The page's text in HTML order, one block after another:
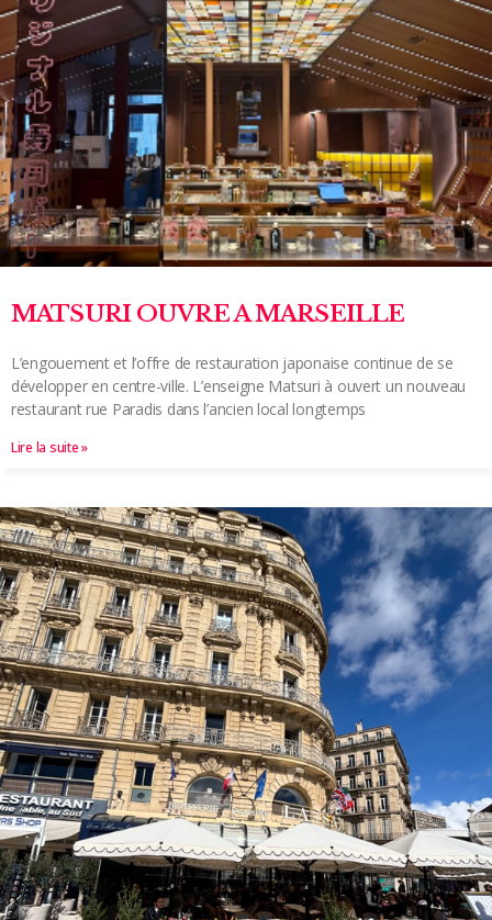
MATSURI OUVRE A MARSEILLE
L’engouement et l’offre de restauration japonaise continue de se
développer en centre-ville. L’enseigne Matsuri à ouvert un nouveau
restaurant rue Paradis dans l’ancien local longtemps
Lire la suite »